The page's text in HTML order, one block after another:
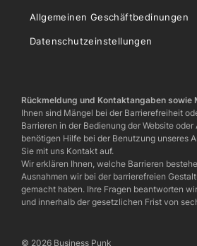
Allgemeinen Geschäftbedinungen
Datenschutzeinstellungen
Rückmeldung und Kontaktangaben sowie
Ihnen sind Mängel bei der Barrierefreiheit
Barrieren in der Bedienung der Website
benötigen Hilfe bei der Benutzung unseres
Sie mit uns Kontakt auf.
Wir erklären Ihnen, welche Barrieren
Ausnahmen wir bei der barrierefreien
gemacht haben. Ihre Fragen beantworten
und innerhalb der gesetzlichen Frist von
© 2026 Business Punk